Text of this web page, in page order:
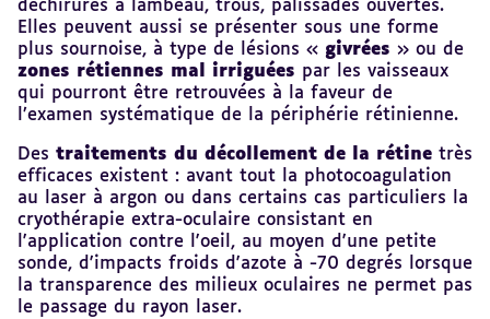
déchirures à lambeau, trous, palissades ouvertes.
Elles peuvent aussi se présenter sous une forme
plus sournoise, à type de lésions « givrées » ou de
zones rétiennes mal irriguées par les vaisseaux
qui pourront être retrouvées à la faveur de
l’examen systématique de la périphérie rétinienne.
Des traitements du décollement de la rétine très
efficaces existent : avant tout la photocoagulation
au laser à argon ou dans certains cas particuliers la
cryothérapie extra-oculaire consistant en
l'application contre l'oeil, au moyen d'une petite
sonde, d'impacts froids d'azote à -70 degrés lorsque
la transparence des milieux oculaires ne permet pas
le passage du rayon laser.